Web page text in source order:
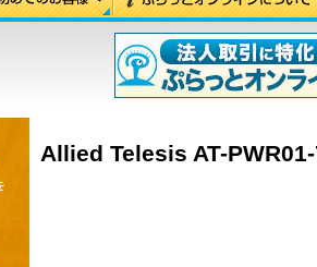
Allied Telesis AT-